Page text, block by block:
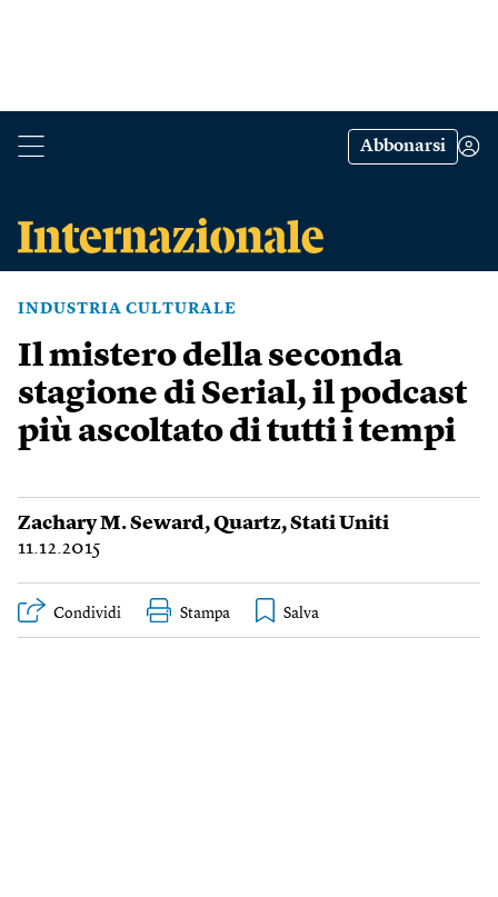
Abbonarsi
INDUSTRIA CULTURALE
Il mistero della seconda
stagione di Serial, il podcast
più ascoltato di tutti i tempi
Zachary M. Seward,Quartz,Stati Uniti
11.12.2015
Condividi Stampa